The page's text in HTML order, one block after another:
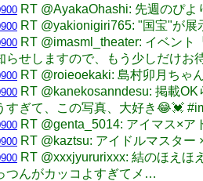
RT @AyakaOhashi: 先週のぴ
RT @yakionigiri765: "国宝"が
RT @imasml_theater: イベント
らせしますので、もう少しだけお
RT @roieoekaki: 島村卯月ちゃ
RT @kanekosanndesu: 掲載
すぎて、この写真、大好き😂💓
RT @genta_5014: アイマス×
RT @kaztsu: アイドルマスタ
RT @xxxjyururixxx: 結のほえ
つんがカッコよすぎてメ…